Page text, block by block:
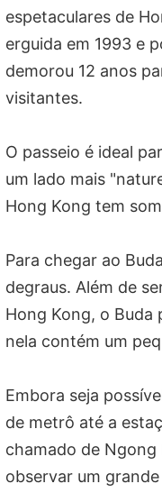
espetaculares de
erguida em 1993 e
demorou 12 anos
visitantes.
O passeio é ideal
um lado mais
Hong Kong tem
Para chegar ao
degraus. Além de
Hong Kong, o
nela contém um
Embora seja
de metrô até a
chamado de
observar um